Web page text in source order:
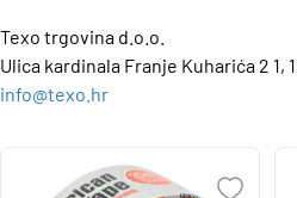
Texo trgovina d.o.o.
Ulica kardinala Franje Kuharića 2 1,
info@texo.hr